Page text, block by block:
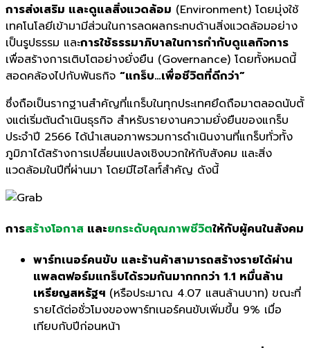
การส่งเสริม และดูแลสิ่งแวดล้อม (Environment) โดยมุ่งใช้
เทคโนโลยีเข้ามามีส่วนในการลดผลกระทบด้านสิ่งแวดล้อมอย่าง
เป็นรูปธรรม และการใช้ธรรมาภิบาลในการกำกับดูแลกิจการ
เพื่อสร้างการเติบโตอย่างยั่งยืน (Governance) โดยทั้งหมดนี้
สอดคล้องไปกับพันธกิจ “แกร็บ…เพื่อชีวิตที่ดีกว่า”
ซึ่งถือเป็นรากฐานสำคัญที่แกร็บในทุกประเทศยึดถือมาตลอดนับตั้
งแต่เริ่มต้นดำเนินธุรกิจ สำหรับรายงานความยั่งยืนของแกร็บ
ประจำปี 2566 ได้นำเสนอภาพรวมการดำเนินงานที่แกร็บทั่วทั้ง
ภูมิภาได้สร้างการเปลี่ยนแปลงเชิงบวกให้กับสังคม และสิ่ง
แวดล้อมในปีที่ผ่านมา โดยมีไฮไลท์์สำคัญ ดังนี้
การสร้างโอกาส และยกระดับคุณภาพชีวิตให้กับผู้คนในสังคม
พาร์ทเนอร์คนขับ และร้านค้าสามารถสร้างรายได้ผ่าน
แพลตฟอร์มแกร็บได้รวมกันมากกกว่า 1.1 หมื่นล้าน
เหรียญสหรัฐฯ (หรือประมาณ 4.07 แสนล้านบาท) ขณะที่
รายได้ต่อชั่วโมงของพาร์ทเนอร์คนขับเพิ่มขึ้น 9% เมื่อ
เทียบกับปีก่อนหน้า